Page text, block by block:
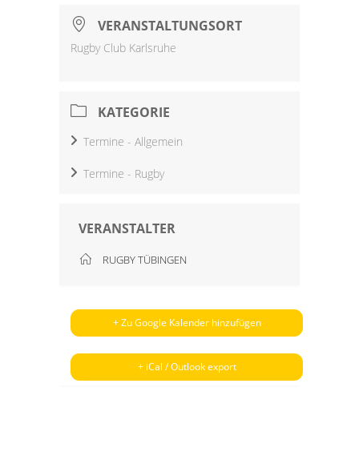
VERANSTALTUNGSORT
Rugby Club Karlsruhe
KATEGORIE
Termine - Allgemein
Termine - Rugby
VERANSTALTER
RUGBY TÜBINGEN
+ Zu Google Kalender hinzufügen
+ iCal / Outlook export